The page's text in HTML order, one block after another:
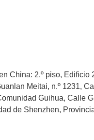
China: 2.º piso, Edificio
Meitai, n.º 1231,
Guihua, Calle
de Shenzhen,